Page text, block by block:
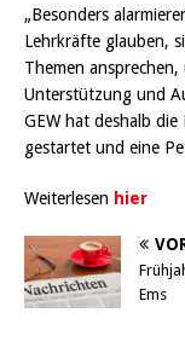
„Besonders
Lehrkräfte glauben,
Themen
Unterstützung und
GEW hat deshalb
gestartet und eine
Weiterlesen hier
Ems